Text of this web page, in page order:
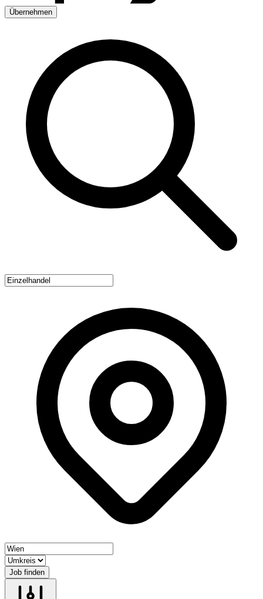
Übernehmen
Job finden